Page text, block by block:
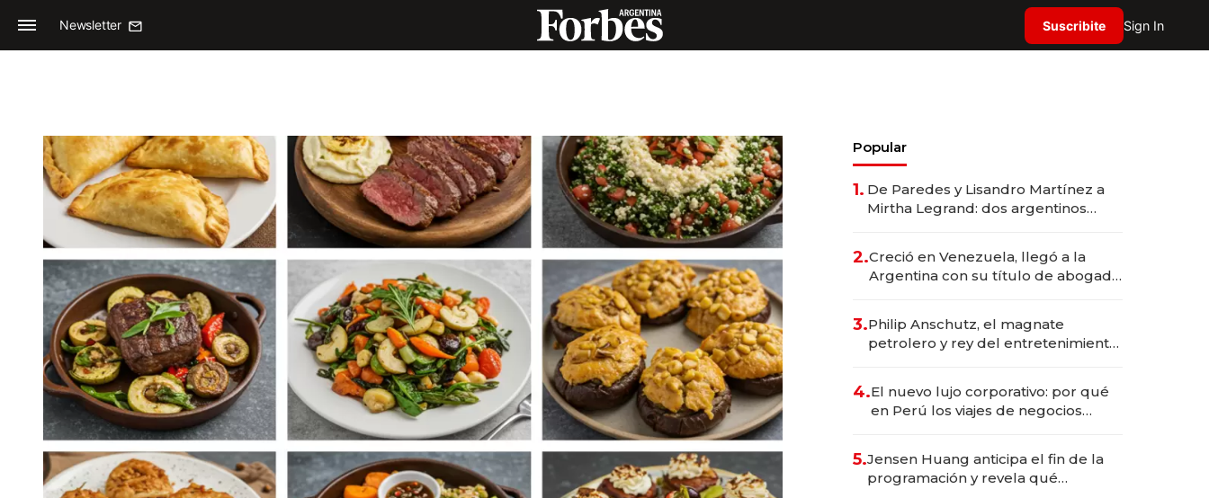
Newsletter Suscribite Sign In
Popular
1. De Paredes y Lisandro Martínez a
Mirtha Legrand: dos argentinos
2.Creció en Venezuela, llegó a la
Argentina con su título de abogado
marcas "fast premium"
3.Philip Anschutz, el magnate
petrolero y rey del entretenimiento
4.El nuevo lujo corporativo: por qué
en Perú los viajes de negocios
transformadoras
5.Jensen Huang anticipa el fin de la
programación y revela qué